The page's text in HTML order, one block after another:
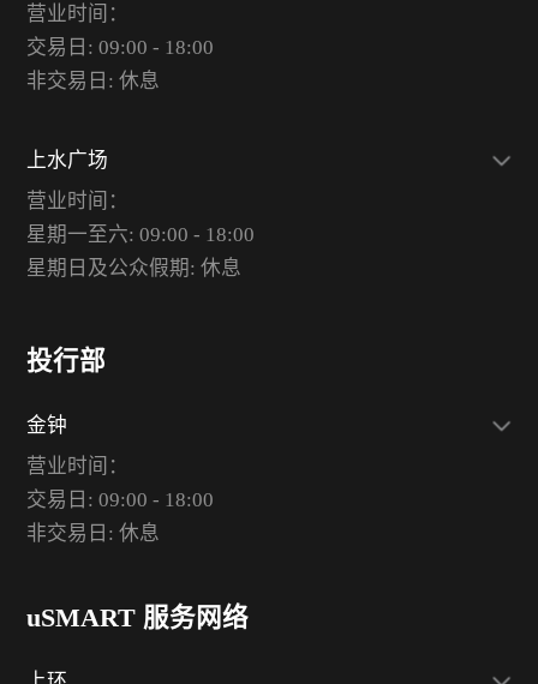
营业时间：
交易日: 09:00 - 18:00
非交易日: 休息
上水广场
营业时间：
星期一至六: 09:00 - 18:00
星期日及公众假期: 休息
投行部
金钟
营业时间：
交易日: 09:00 - 18:00
非交易日: 休息
uSMART 服务网络